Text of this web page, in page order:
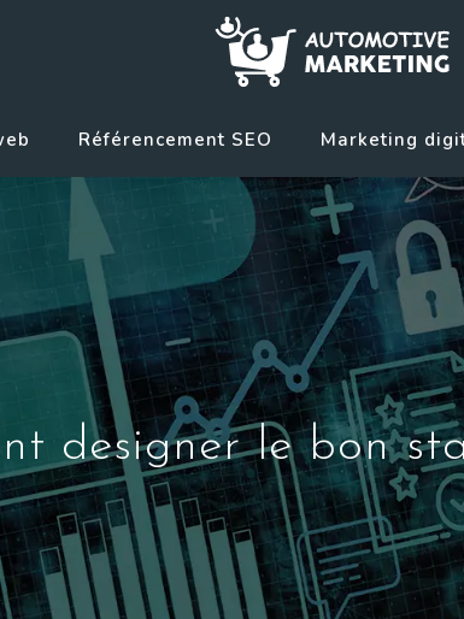
Référencement SEO Marketing
designer le bon